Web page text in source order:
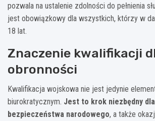
pozwala na ustalenie zdolności do pełnienia
jest obowiązkowy dla wszystkich, którzy w
18 lat.
Znaczenie kwalifikacji
obronności
Kwalifikacja wojskowa nie jest jedynie
biurokratycznym. Jest to krok niezbędny
bezpieczeństwa narodowego, a także